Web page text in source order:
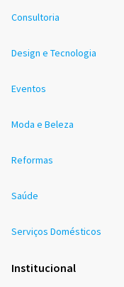
Consultoria
Design e Tecnologia
Eventos
Moda e Beleza
Reformas
Saúde
Serviços Domésticos
Institucional